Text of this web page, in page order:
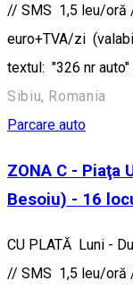
// SMS 1,5 leu/oră
euro+TVA/zi
textul: "326 nr
Sibiu, Romania
Parcare auto
ZONA C - Piaţa
Besoiu) - 16
CU PLATĂ Luni -
// SMS 1,5 leu/oră